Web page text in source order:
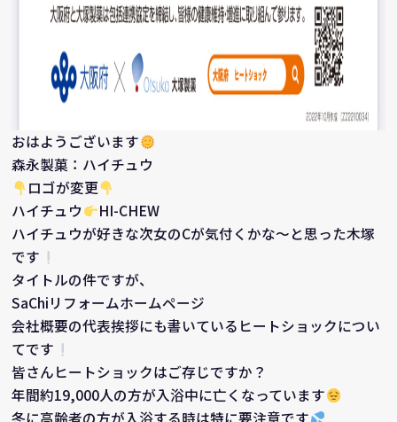
おはようございます
森永製菓：ハイチュウ
ロゴが変更
ハイチュウ
HI-CHEW
ハイチュウが好きな次女のCが気付くかな～と思った木塚
です
タイトルの件ですが、
SaChiリフォームホームページ
会社概要の代表挨拶にも書いているヒートショックについ
てです
皆さんヒートショックはご存じですか？
年間約19,000人の方が入浴中に亡くなっています